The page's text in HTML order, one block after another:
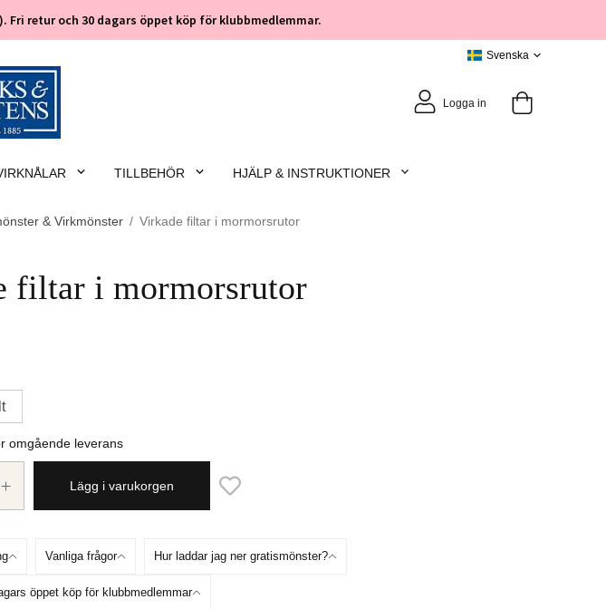
Fri retur och 30 dagars öppet köp för klubbmedlemmar.
Logga in
TILLBEHÖR HJÄLP & INSTRUKTIONER
& Virkmönster / Virkade filtar i mormorsrutor
filtar i mormorsrutor
omgående leverans
Lägg i varukorgen
Vanliga frågor Hur laddar jag ner gratismönster?
öppet köp för klubbmedlemmar